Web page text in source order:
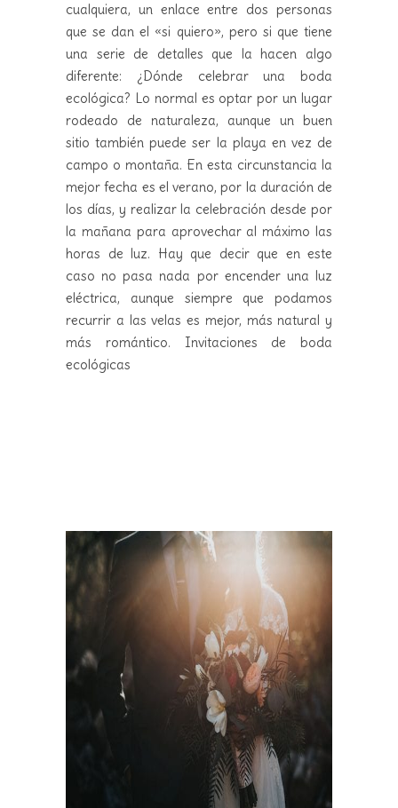
cualquiera, un enlace entre dos personas
que se dan el «si quiero», pero si que tiene
una serie de detalles que la hacen algo
diferente: ¿Dónde celebrar una boda
ecológica? Lo normal es optar por un lugar
rodeado de naturaleza, aunque un buen
sitio también puede ser la playa en vez de
campo o montaña. En esta circunstancia la
mejor fecha es el verano, por la duración de
los días, y realizar la celebración desde por
la mañana para aprovechar al máximo las
horas de luz. Hay que decir que en este
caso no pasa nada por encender una luz
eléctrica, aunque siempre que podamos
recurrir a las velas es mejor, más natural y
más romántico. Invitaciones de boda
ecológicas